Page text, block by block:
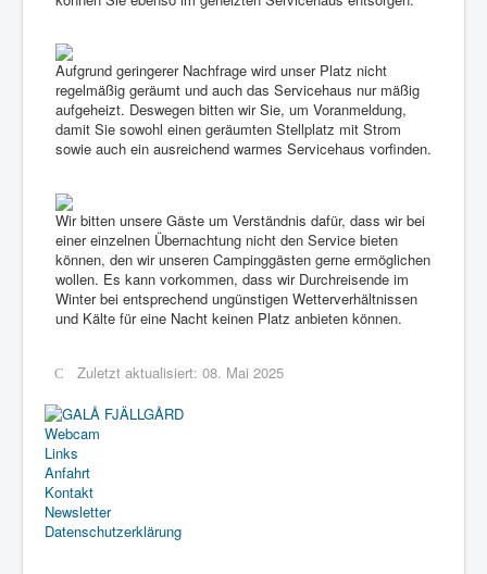
Aufgrund geringerer Nachfrage wird unser Platz nicht
regelmäßig geräumt und auch das Servicehaus nur mäßig
aufgeheizt. Deswegen bitten wir Sie, um Voranmeldung,
damit Sie sowohl einen geräumten Stellplatz mit Strom
sowie auch ein ausreichend warmes Servicehaus vorfinden.
Wir bitten unsere Gäste um Verständnis dafür, dass wir bei
einer einzelnen Übernachtung nicht den Service bieten
können, den wir unseren Campinggästen gerne ermöglichen
wollen. Es kann vorkommen, dass wir Durchreisende im
Winter bei entsprechend ungünstigen Wetterverhältnissen
und Kälte für eine Nacht keinen Platz anbieten können.
Zuletzt aktualisiert: 08. Mai 2025
Webcam
Links
Anfahrt
Kontakt
Newsletter
Datenschutzerklärung